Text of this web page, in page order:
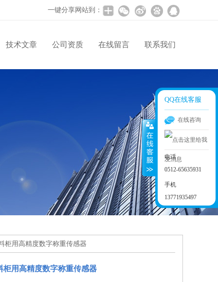
一键分享网站到：
技术文章 公司资质 在线留言 联系我们
柜用高精度数字称重传感器
柜用高精度数字称重传感器
QQ在线客服
在线咨询
电话
0512-65635931
手机
13771935497